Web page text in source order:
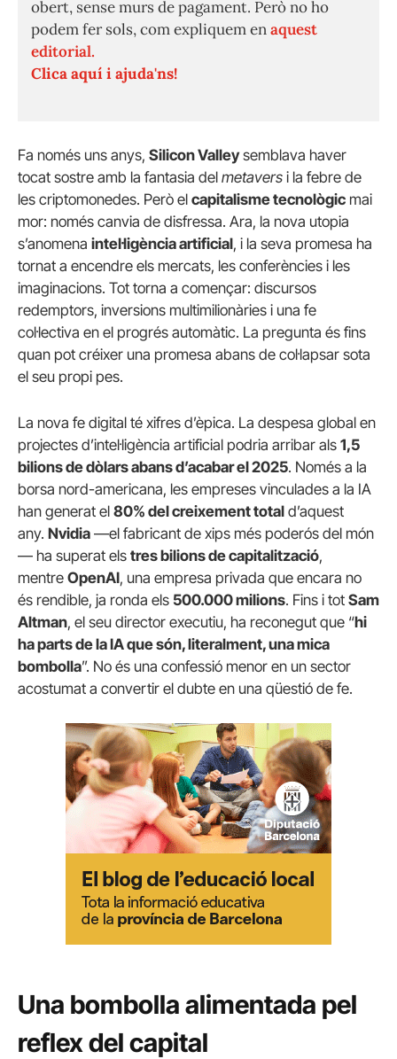
obert, sense murs de pagament. Però no ho
podem fer sols, com expliquem enaquest
editorial.
Clica aquí i ajuda'ns!
Fa només uns anys, Silicon Valleysemblava haver
tocat sostre amb la fantasia del metavers i la febre de
les criptomonedes. Però el capitalisme tecnològic mai
mor: només canvia de disfressa. Ara, la nova utopia
s’anomena intel·ligència artificial, i la seva promesa ha
tornat a encendre els mercats, les conferències i les
imaginacions. Tot torna a començar: discursos
redemptors, inversions multimilionàries i una fe
col·lectiva en el progrés automàtic. La pregunta és fins
quan pot créixer una promesa abans de col·lapsar sota
el seu propi pes.
La nova fe digital té xifres d’èpica. La despesa global en
projectes d’intel·ligència artificial podria arribar als 1,5
bilions de dòlars abans d’acabar el 2025. Només a la
borsa nord-americana, les empreses vinculades a la IA
han generat el 80% del creixement total d’aquest
any. Nvidia —el fabricant de xips més poderós del món
— ha superat els tres bilions de capitalització,
mentre OpenAI, una empresa privada que encara no
és rendible, ja ronda els 500.000 milions. Fins i tot Sam
Altman, el seu director executiu, ha reconegut que “hi
ha parts de la IA que són, literalment, una mica
bombolla”. No és una confessió menor en un sector
acostumat a convertir el dubte en una qüestió de fe.
Una bombolla alimentada pel
reflex del capital